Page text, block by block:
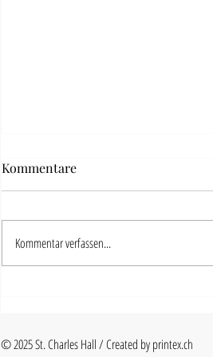
Jahresbericht 2025
Kommentare
Kommentar verfassen...
© 2025 St. Charles Hall / Created by printex.ch